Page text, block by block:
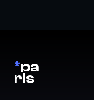
*pa
ris